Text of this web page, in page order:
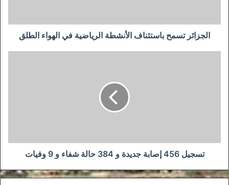
الجزائر تسمح باستئناف الأنشطة الرياضية في الهواء الطلق
و
تسجيل 456 إصابة جديدة و 384 حالة شفاء و 9 وفيات